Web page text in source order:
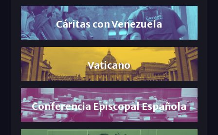
Cáritas con Venezuela
Vaticano
Conferencia Episcopal Española